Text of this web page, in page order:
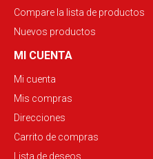
Compare la lista de productos
Nuevos productos
MI CUENTA
Mi cuenta
Mis compras
Direcciones
Carrito de compras
Lista de deseos